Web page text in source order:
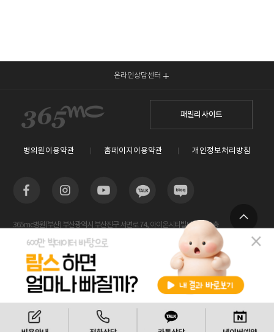
TOP
비용안내 전화상담 카톡상담
온라인상담센터
패밀리 사이트
병의원이용약관 홈페이지이용약관 개인정보처리방침
365mc병원(부산) 부산광역시 부산진구 서면로 74, 아이온시티빌딩 13~15층
사업자등록번호 : 605-26-86822 / 박윤찬, 김남철 / 대표전화번호 / 1577-3653
람스 스페셜센터(해운대) 부산광역시 해운대구 센텀2로 20(우동) 센텀타워메디컬 14층
사업자등록번호 : 209-24-42511 / 서성훈
홈페이지관리 (주)365mc / 서울특별시 서초구 서초대로52길 7, 3~4층(서초동, 제일빌딩) /
120-87-04354 / 김남철
Copyright 2019 ⓒ 365mc Diet Clinic All rights reserved.